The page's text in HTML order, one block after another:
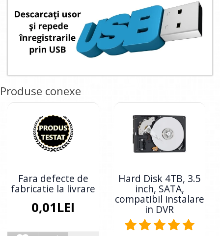
Produse conexe
Fara defecte de
fabricatie la livrare
0,01LEI
Hard Disk 4TB, 3.5
inch, SATA,
compatibil instalare
in DVR